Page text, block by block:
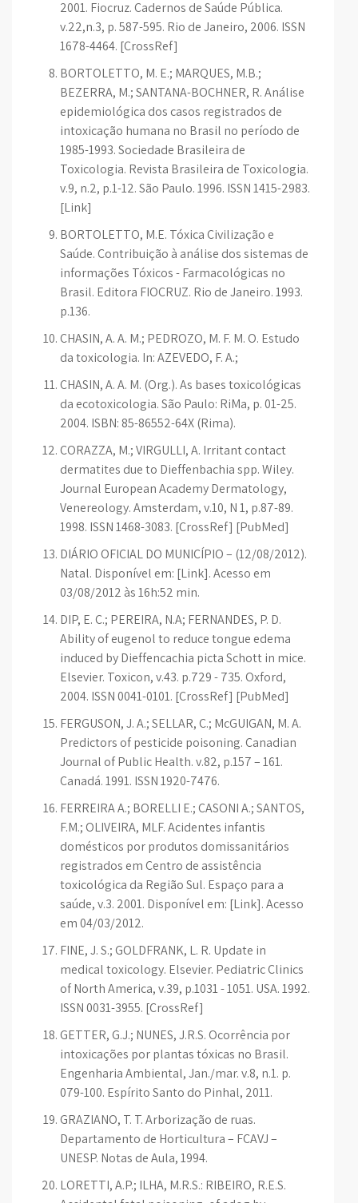
2001. Fiocruz. Cadernos de Saúde Pública.
v.22,n.3, p. 587-595. Rio de Janeiro, 2006. ISSN
1678-4464. [CrossRef]
BORTOLETTO, M. E.; MARQUES, M.B.;
BEZERRA, M.; SANTANA-BOCHNER, R. Análise
epidemiológica dos casos registrados de
intoxicação humana no Brasil no período de
1985-1993. Sociedade Brasileira de
Toxicologia. Revista Brasileira de Toxicologia.
v.9, n.2, p.1-12. São Paulo. 1996. ISSN 1415-2983.
[Link]
BORTOLETTO, M.E. Tóxica Civilização e
Saúde. Contribuição à análise dos sistemas de
informações Tóxicos - Farmacológicas no
Brasil. Editora FIOCRUZ. Rio de Janeiro. 1993.
p.136.
CHASIN, A. A. M.; PEDROZO, M. F. M. O. Estudo
da toxicologia. In: AZEVEDO, F. A.;
CHASIN, A. A. M. (Org.). As bases toxicológicas
da ecotoxicologia. São Paulo: RiMa, p. 01-25.
2004. ISBN: 85-86552-64X (Rima).
CORAZZA, M.; VIRGULLI, A. Irritant contact
dermatites due to Dieffenbachia spp. Wiley.
Journal European Academy Dermatology,
Venereology. Amsterdam, v.10, N 1, p.87-89.
1998. ISSN 1468-3083. [CrossRef] [PubMed]
DIÁRIO OFICIAL DO MUNICÍPIO – (12/08/2012).
Natal. Disponível em: [Link]. Acesso em
03/08/2012 às 16h:52 min.
DIP, E. C.; PEREIRA, N.A; FERNANDES, P. D.
Ability of eugenol to reduce tongue edema
induced by Dieffencachia picta Schott in mice.
Elsevier. Toxicon, v.43. p.729 - 735. Oxford,
2004. ISSN 0041-0101. [CrossRef] [PubMed]
FERGUSON, J. A.; SELLAR, C.; McGUIGAN, M. A.
Predictors of pesticide poisoning. Canadian
Journal of Public Health. v.82, p.157 – 161.
Canadá. 1991. ISSN 1920-7476.
FERREIRA A.; BORELLI E.; CASONI A.; SANTOS,
F.M.; OLIVEIRA, MLF. Acidentes infantis
domésticos por produtos domissanitários
registrados em Centro de assistência
toxicológica da Região Sul. Espaço para a
saúde, v.3. 2001. Disponível em: [Link]. Acesso
em 04/03/2012.
FINE, J. S.; GOLDFRANK, L. R. Update in
medical toxicology. Elsevier. Pediatric Clinics
of North America, v.39, p.1031 - 1051. USA. 1992.
ISSN 0031-3955. [CrossRef]
GETTER, G.J.; NUNES, J.R.S. Ocorrência por
intoxicações por plantas tóxicas no Brasil.
Engenharia Ambiental, Jan./mar. v.8, n.1. p.
079-100. Espírito Santo do Pinhal, 2011.
GRAZIANO, T. T. Arborização de ruas.
Departamento de Horticultura – FCAVJ –
UNESP. Notas de Aula, 1994.
LORETTI, A.P.; ILHA, M.R.S.: RIBEIRO, R.E.S.